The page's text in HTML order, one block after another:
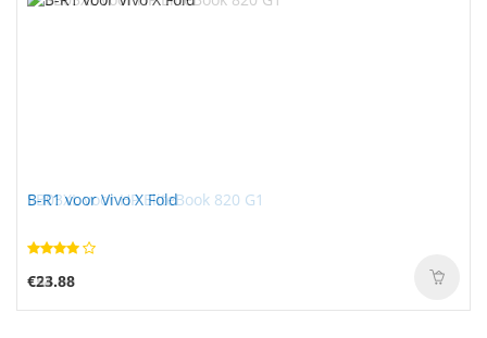
B-R1 voor Vivo X Fold
€23.88